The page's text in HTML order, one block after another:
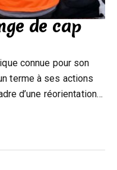
de cap
connue pour son
terme à ses actions
d’une réorientation…